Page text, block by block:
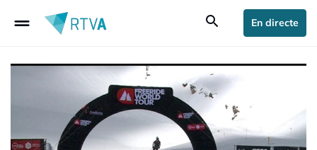
drag_handle search En directe